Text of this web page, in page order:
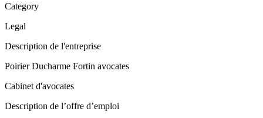
Category
Legal
Description de l'entreprise
Poirier Ducharme Fortin avocates
Cabinet d'avocates
Description de l’offre d’emploi